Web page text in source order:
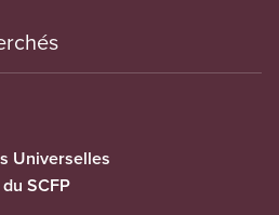
Universelles
SCFP